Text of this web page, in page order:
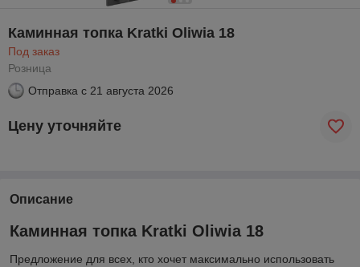
Каминная топка Kratki Oliwia 18
Под заказ
Розница
Отправка с 21 августа 2026
Цену уточняйте
Описание
Каминная топка Kratki Oliwia 18
Предложение для всех, кто хочет максимально использовать